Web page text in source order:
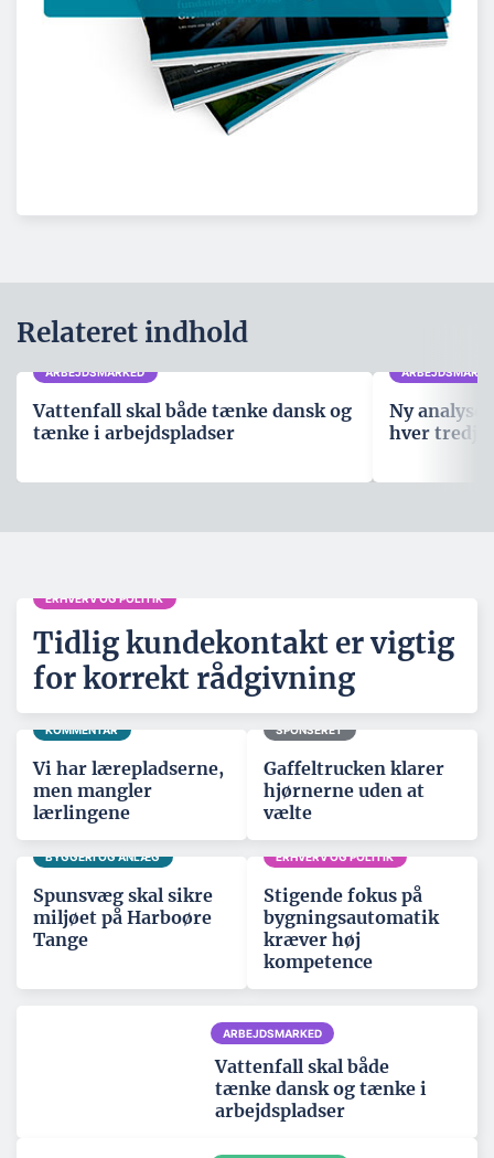
Relateret indhold
ARBEJDSMARKED
Vattenfall skal både tænke dansk og
tænke i arbejdspladser
Ny
hver tredje
ERHVERV OG POLITIK
Tidlig kundekontakt er vigtig
for korrekt rådgivning
KOMMENTAR
Vi har lærepladserne,
men mangler
lærlingene
SPONSERET
Gaffeltrucken klarer
hjørnerne uden at
vælte
BYGGERI OG ANLÆG
Spunsvæg skal sikre
miljøet på Harboøre
Tange
ERHVERV OG POLITIK
Stigende fokus på
bygningsautomatik
kræver høj
kompetence
ARBEJDSMARKED
Vattenfall skal både
tænke dansk og tænke i
arbejdspladser